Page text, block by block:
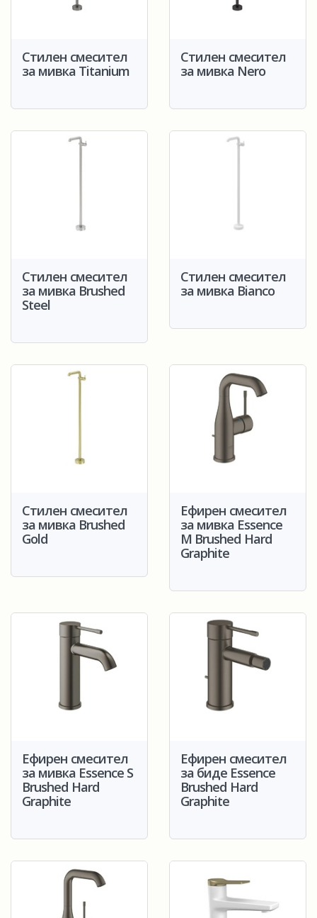
Стилен смесител
за мивка Titanium
Стилен смесител
за мивка Nero
Стилен смесител
за мивка Brushed
Steel
Стилен смесител
за мивка Bianco
Стилен смесител
за мивка Brushed
Gold
Ефирен смесител
за мивка Essence
M Brushed Hard
Graphite
Ефирен смесител
за мивка Essence S
Brushed Hard
Graphite
Ефирен смесител
за биде Essence
Brushed Hard
Graphite